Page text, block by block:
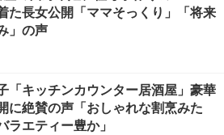
た長女公開「ママそっくり」「将来
」の声
「キッチンカウンター居酒屋」豪華
に絶賛の声「おしゃれな割烹みた
ラエティー豊か」